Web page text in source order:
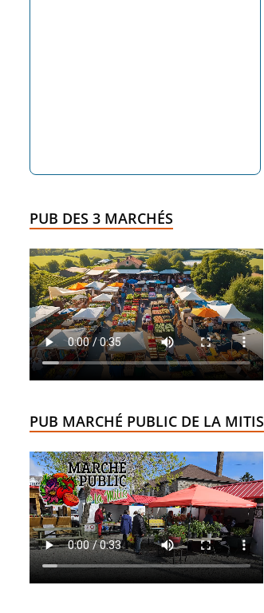
PUB DES 3 MARCHÉS
PUB MARCHÉ PUBLIC DE LA MITIS